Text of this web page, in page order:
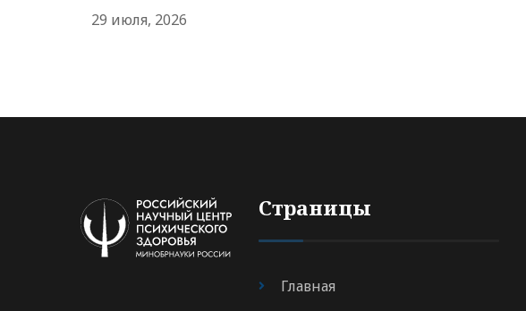
29 июля, 2026
Страницы
Главная